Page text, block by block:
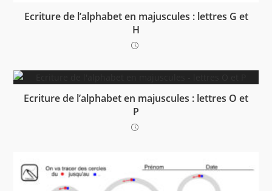
Ecriture de l’alphabet en majuscules : lettres G et
H
Ecriture de l’alphabet en majuscules : lettres O et
P